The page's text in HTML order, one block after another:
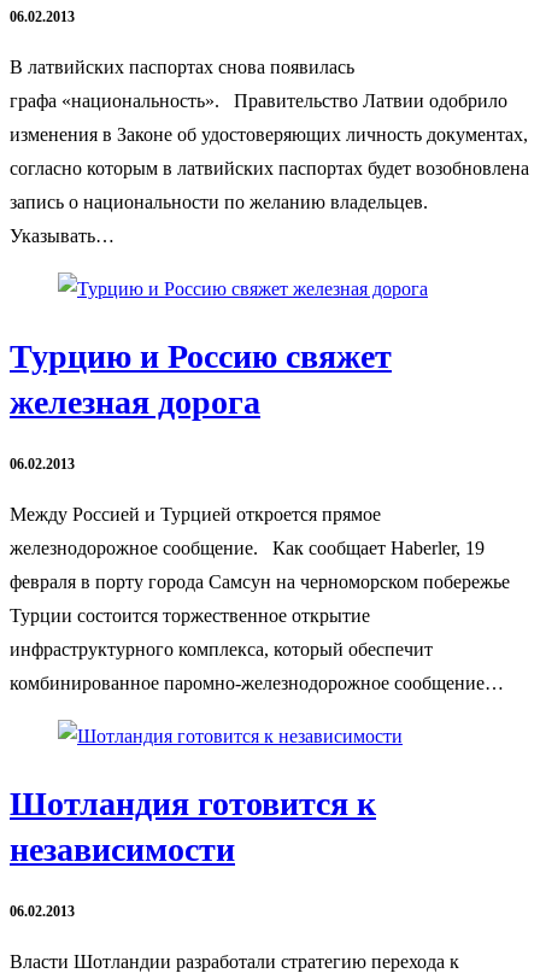
06.02.2013
В латвийских паспортах снова появилась
графа «национальность». Правительство Латвии одобрило
изменения в Законе об удостоверяющих личность документах,
согласно которым в латвийских паспортах будет возобновлена
запись о национальности по желанию владельцев.
Указывать…
Турцию и Россию свяжет
железная дорога
06.02.2013
Между Россией и Турцией откроется прямое
железнодорожное сообщение. Как сообщает Haberler, 19
февраля в порту города Самсун на черноморском побережье
Турции состоится торжественное открытие
инфраструктурного комплекса, который обеспечит
комбинированное паромно-железнодорожное сообщение…
Шотландия готовится к
независимости
06.02.2013
Власти Шотландии разработали стратегию перехода к